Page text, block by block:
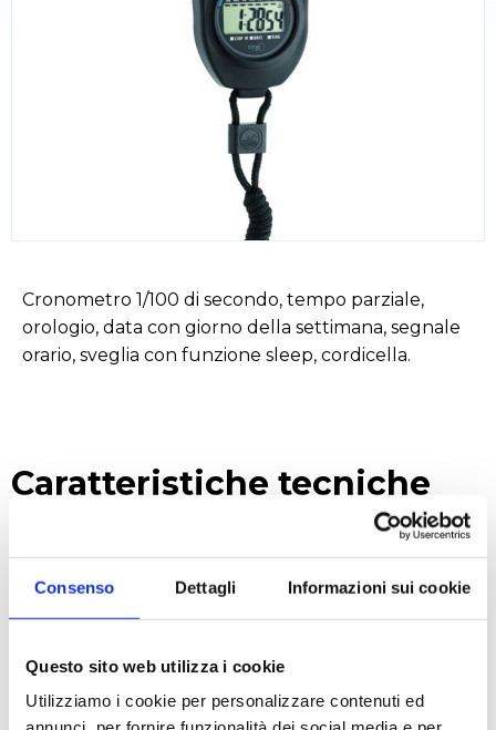
Consenso Dettagli Informazioni sui cookie
Questo sito web utilizza i cookie
Utilizziamo i cookie per personalizzare contenuti ed
Cronometro 1/100 di secondo, tempo parziale,
orologio, data con giorno della settimana, segnale
orario, sveglia con funzione sleep, cordicella.
Caratteristiche tecniche
Dimensioni: 65 x 21 x 79 mm, peso: 50g